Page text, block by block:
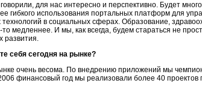
для нас интересно и перспективно. Будет
гибкого использования портальных платформ для
в социальных сферах. Образование,
то медленнее. И мы, как всегда, будем стараться не
развития.
себя сегодня на рынке?
очень весома. По внедрению приложений мы
финансовый год мы реализовали более 40